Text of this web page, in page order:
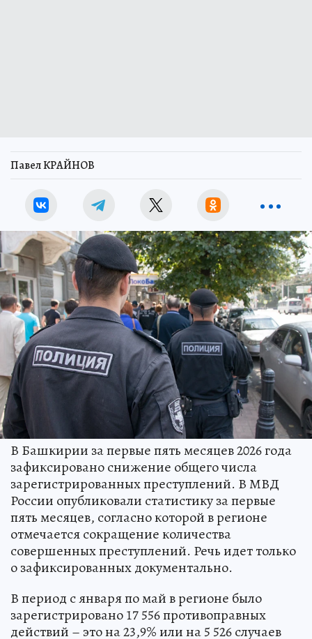
Павел КРАЙНОВ
В Башкирии за первые пять месяцев 2026 года
зафиксировано снижение общего числа
зарегистрированных преступлений. В МВД
России опубликовали статистику за первые
пять месяцев, согласно которой в регионе
отмечается сокращение количества
совершенных преступлений. Речь идет только
о зафиксированных документально.
В период с января по май в регионе было
зарегистрировано 17 556 противоправных
действий – это на 23,9% или на 5 526 случаев